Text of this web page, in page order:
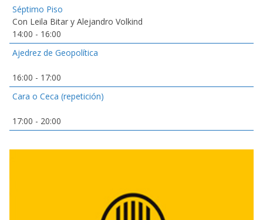
Séptimo Piso
Con Leila Bitar y Alejandro Volkind
14:00 - 16:00
Ajedrez de Geopolítica
16:00 - 17:00
Cara o Ceca (repetición)
17:00 - 20:00